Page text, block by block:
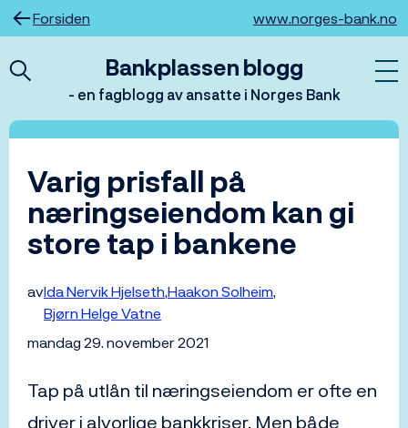
Hopp
til
Forsiden www.norges-bank.no
Bankplassen blogg
- en fagblogg av ansatte i Norges Bank
Varig prisfall på
næringseiendom kan gi
store tap i bankene
avIda Nervik HjelsethHaakon Solheim
Bjørn Helge Vatne
mandag 29. november 2021
Tap på utlån til næringseiendom er ofte en
driver i alvorlige bankkriser. Men både